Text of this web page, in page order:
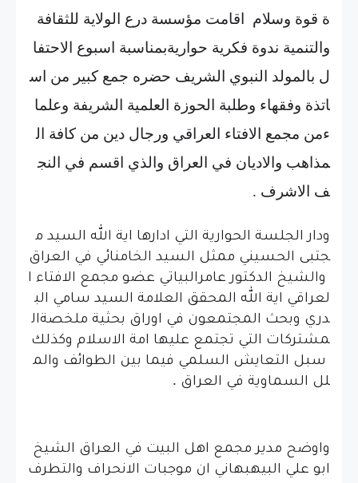
ة قوة وسلام اقامت مؤسسة درع الولاية للثقافة
والتنمية ندوة فكرية حواريةبمناسبة اسبوع الاحتفا
ل بالمولد النبوي الشريف حضره جمع كبير من اس
اتذة وفقهاء وطلبة الحوزة العلمية الشريفة وعلما
ءمن مجمع الافتاء العراقي ورجال دين من كافة ال
مذاهب والاديان في العراق والذي اقسم في النج
ف الاشرف .
ودار الجلسة الحوارية التي ادارها اية الله السيد م
جتبى الحسيني ممثل السيد الخامنائي في العراق
والشيخ الدكتور عامرالبياتي عضو مجمع الافتاء ا
لعراقي اية الله المحقق العلامة السيد سامي الب
دري وبحث المجتمعون في اوراق بحثية ملخصةال
مشتركات التي تجتمع عليها امة الاسلام وكذلك
سبل التعايش السلمي فيما بين الطوائف والم
لل السماوية في العراق .
واوضح مدير مجمع اهل البيت في العراق الشيخ
ابو علي البيهبهاني ان موجبات الانحراف والتطرف